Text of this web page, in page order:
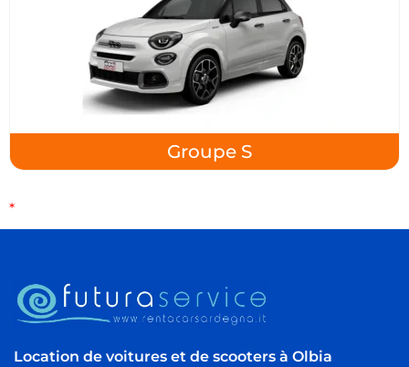
Groupe S
*
Location de voitures et de scooters à Olbia